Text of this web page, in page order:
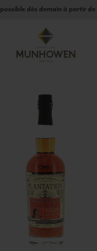
possible dès demain à partir de